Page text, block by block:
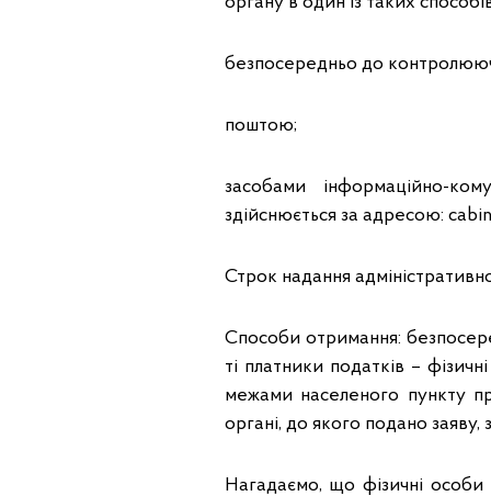
безпосередньо до
поштою;
засобами інформаційно-
здійснюється за адресою:
Строк надання
Способи отримання:
ті платники податків –
межами населеного пункту
органі, до якого подано
Нагадаємо, що фізичні